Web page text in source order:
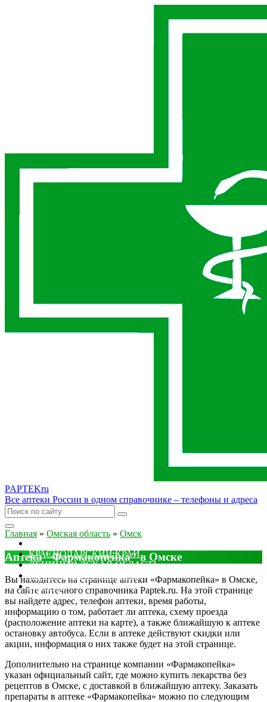
PAPTEKru
Все аптеки России в одном справочнике – телефоны и адреса
КРАСНОДАРСКИЙ КРАЙ
ЛЕНИНГРАДСКАЯ ОБЛАСТЬ
ДРУГИЕ
Главная » Омская область » Омск
Аптека "Фармакопейка" в Омске
Вы находитесь на странице аптеки «Фармакопейка» в Омске,
на сайте аптечного справочника Paptek.ru. На этой странице
вы найдете адрес, телефон аптеки, время работы,
информацию о том, работает ли аптека, схему проезда
(расположение аптеки на карте), а также ближайшую к аптеке
остановку автобуса. Если в аптеке действуют скидки или
акции, информация о них также будет на этой странице.
Дополнительно на странице компании «Фармакопейка»
указан официальный сайт, где можно купить лекарства без
рецептов в Омске, с доставкой в ближайшую аптеку. Заказать
препараты в аптеке «Фармакопейка» можно по следующим